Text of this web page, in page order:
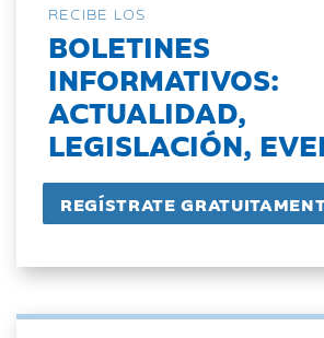
RECIBE LOS
BOLETINES
INFORMATIVOS:
ACTUALIDAD,
LEGISLACIÓN,